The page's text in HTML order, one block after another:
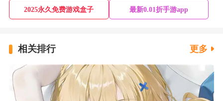
2025永久免费游戏盒子 最新0.01折手游app
相关排行 更多